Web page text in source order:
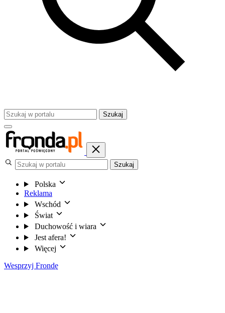
Szukaj
Szukaj
Polska
Reklama
Wschód
Świat
Duchowość i wiara
Jest afera!
Więcej
Wesprzyj Frondę